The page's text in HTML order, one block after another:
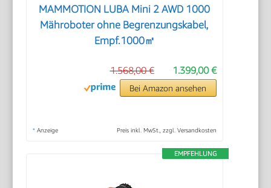
MAMMOTION LUBA Mini 2 AWD 1000
Mähroboter ohne Begrenzungskabel,
Empf.1000㎡
1.399,00 €
1.568,00 €
Bei Amazon ansehen
* Anzeige Preis inkl. MwSt., zzgl. Versandkosten
EMPFEHLUNG